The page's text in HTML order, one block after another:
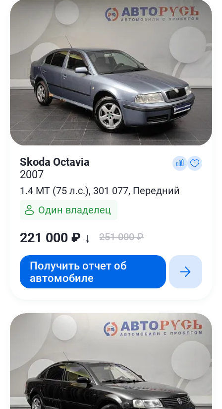
Skoda Octavia
2007
1.4 MT (75 л.с.), 301 077, Передний
Один владелец
221 000 ₽ ↓ 251 000 ₽
Получить отчет об
автомобиле